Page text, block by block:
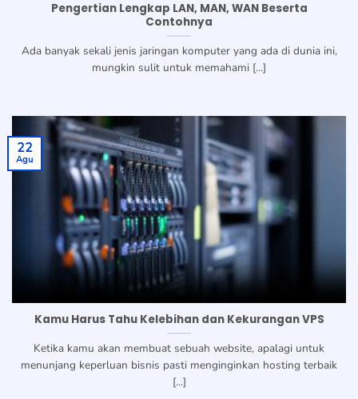
Pengertian Lengkap LAN, MAN, WAN Beserta
Contohnya
Ada banyak sekali jenis jaringan komputer yang ada di dunia ini,
mungkin sulit untuk memahami [...]
Kamu Harus Tahu Kelebihan dan Kekurangan VPS
Ketika kamu akan membuat sebuah website, apalagi untuk
menunjang keperluan bisnis pasti menginginkan hosting terbaik
[...]
22
Agu